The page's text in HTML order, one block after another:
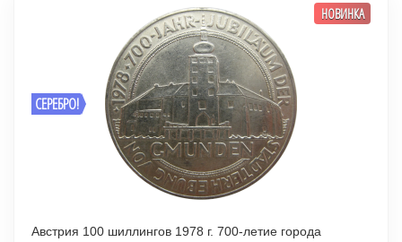
СЕРЕБРО!
НОВИНКА
Австрия 100 шиллингов 1978 г. 700-летие города